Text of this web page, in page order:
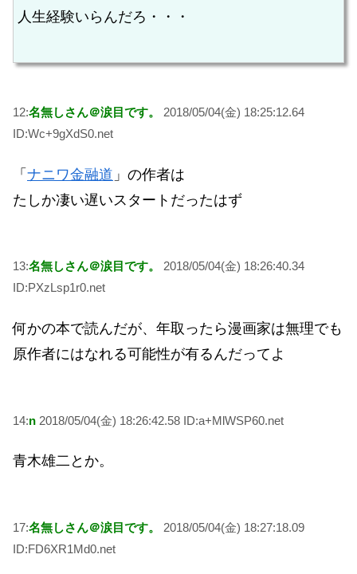
人生経験いらんだろ・・・
12:名無しさん＠涙目です。
2018/05/04(金) 18:25:12.64
ID:Wc+9gXdS0.net
「 ナニワ金融道 」の作者は
たしか凄い遅いスタートだったはず
13:名無しさん＠涙目です。
2018/05/04(金) 18:26:40.34
ID:PXzLsp1r0.net
何かの本で読んだが、年取ったら漫画家は無理でも
原作者にはなれる可能性が有るんだってよ
14:n 2018/05/04(金) 18:26:42.58 ID:a+MlWSP60.net
青木雄二とか。
17:名無しさん＠涙目です。
2018/05/04(金) 18:27:18.09
ID:FD6XR1Md0.net